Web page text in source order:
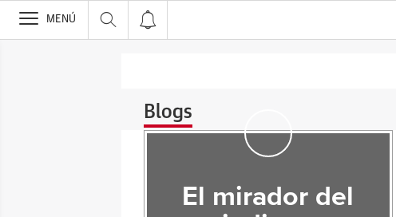
>
MENÚ
Blogs
El mirador del